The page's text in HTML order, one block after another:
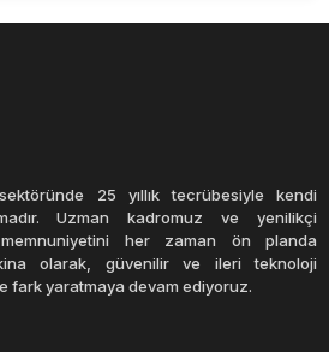
used tea boiler olarak
sağlayabilir. Kullanılmış
edilmesi gereken nokta, ürünün
ve işletmenizin ihtiyacına uygun
25 yıllık tecrübesiyle kendi
Uzman kadromuz ve yenilikçi
memnuniyetini her zaman ön planda
olarak, güvenilir ve ileri teknoloji
fark yaratmaya devam ediyoruz.